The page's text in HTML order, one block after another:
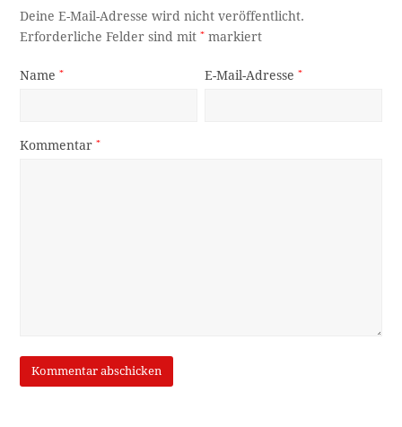
Deine E-Mail-Adresse wird nicht veröffentlicht.
Erforderliche Felder sind mit* markiert
Name* E-Mail-Adresse*
Kommentar*